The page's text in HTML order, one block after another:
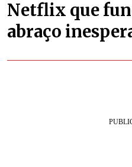
Netflix que
abraço